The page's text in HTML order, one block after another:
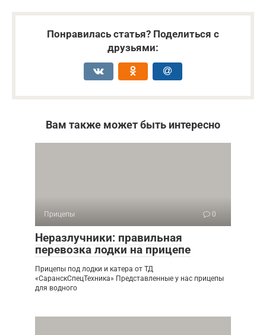
Понравилась статья? Поделиться с
друзьями:
Вам также может быть интересно
Прицепы 0
Неразлучники: правильная
перевозка лодки на прицепе
Прицепы под лодки и катера от ТД
«СаранскСпецТехника» Представленные у нас прицепы
для водного